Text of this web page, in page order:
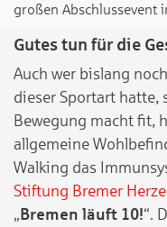
großen Abschlussevent
Gutes tun für die
Auch wer bislang
dieser Sportart hatte,
Bewegung macht fit,
allgemeine
Walking das
Stiftung Bremer
„Bremen läuft 10!“.